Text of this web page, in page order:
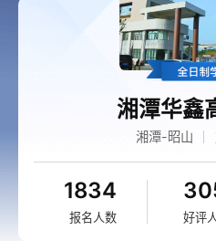
湘潭华鑫
湘潭-昭山
1834
报名人数 好评